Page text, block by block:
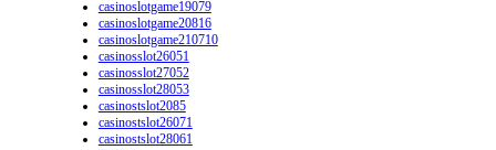
casinoslotgame19079
casinoslotgame20816
casinoslotgame210710
casinosslot26051
casinosslot27052
casinosslot28053
casinostslot2085
casinostslot26071
casinostslot28061